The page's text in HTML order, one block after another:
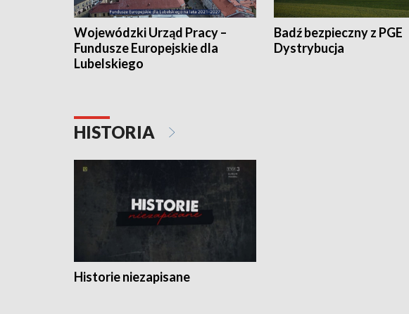
Wojewódzki Urząd Pracy –
Fundusze Europejskie dla
Lubelskiego
Badź bezpieczny z PGE
Dystrybucja
HISTORIA
Historie niezapisane